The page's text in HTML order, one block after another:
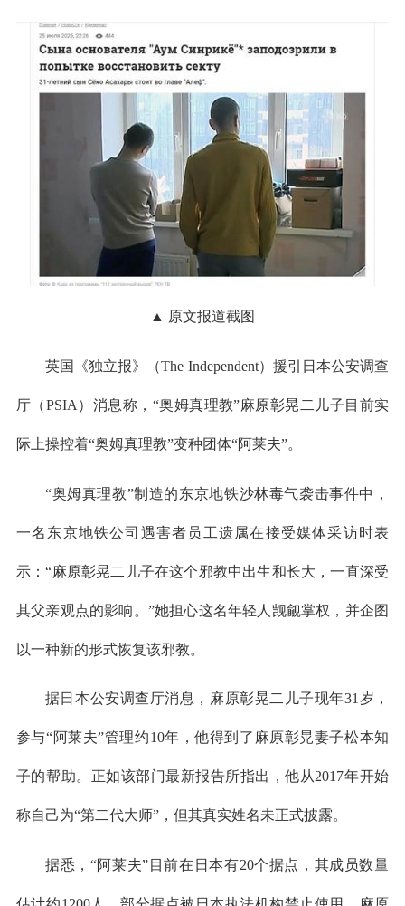
▲ 原文报道截图
英国《独立报》（The Independent）援引日本公安调查
厅（PSIA）消息称，“奥姆真理教”麻原彰晃二儿子目前实
际上操控着“奥姆真理教”变种团体“阿莱夫”。
“奥姆真理教”制造的东京地铁沙林毒气袭击事件中，
一名东京地铁公司遇害者员工遗属在接受媒体采访时表
示：“麻原彰晃二儿子在这个邪教中出生和长大，一直深受
其父亲观点的影响。”她担心这名年轻人觊觎掌权，并企图
以一种新的形式恢复该邪教。
据日本公安调查厅消息，麻原彰晃二儿子现年31岁，
参与“阿莱夫”管理约10年，他得到了麻原彰晃妻子松本知
子的帮助。正如该部门最新报告所指出，他从2017年开始
称自己为“第二代大师”，但其真实姓名未正式披露。
据悉，“阿莱夫”目前在日本有20个据点，其成员数量